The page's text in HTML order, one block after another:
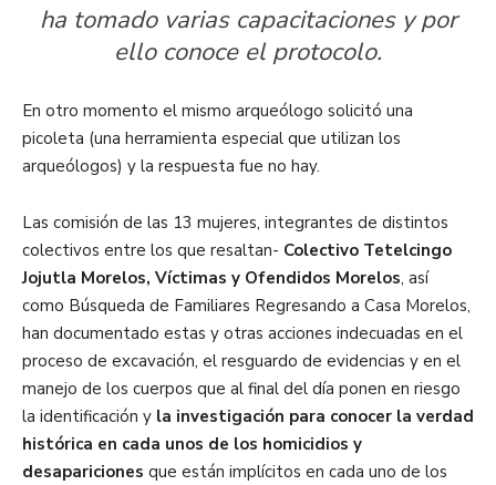
ha tomado varias capacitaciones y por
ello conoce el protocolo.
En otro momento el mismo arqueólogo solicitó una
picoleta (una herramienta especial que utilizan los
arqueólogos) y la respuesta fue no hay.
Las comisión de las 13 mujeres, integrantes de distintos
colectivos entre los que resaltan- Colectivo Tetelcingo
Jojutla Morelos, Víctimas y Ofendidos Morelos, así
como Búsqueda de Familiares Regresando a Casa Morelos,
han documentado estas y otras acciones indecuadas en el
proceso de excavación, el resguardo de evidencias y en el
manejo de los cuerpos que al final del día ponen en riesgo
la identificación y la investigación para conocer la verdad
histórica en cada unos de los homicidios y
desapariciones que están implícitos en cada uno de los